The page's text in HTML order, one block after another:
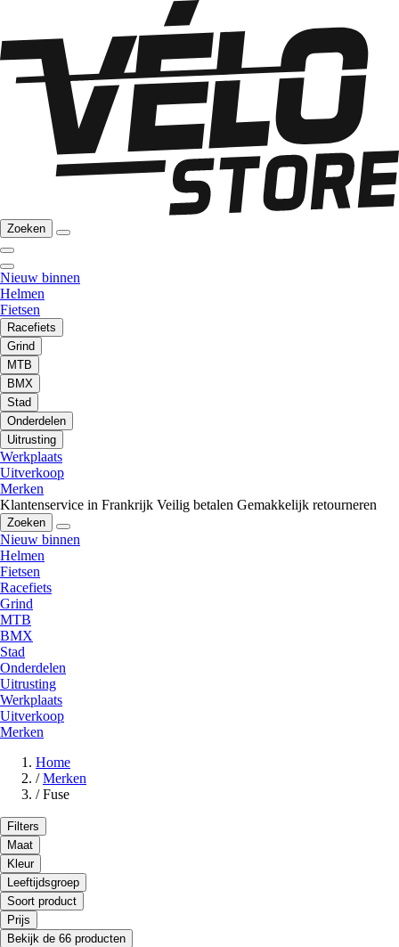
Zoeken
Nieuw binnen
Helmen
Fietsen
Racefiets
Grind
MTB
BMX
Stad
Onderdelen
Uitrusting
Werkplaats
Uitverkoop
Merken
Klantenservice in Frankrijk Veilig betalen Gemakkelijk retourneren
Zoeken
Nieuw binnen
Helmen
Fietsen
Racefiets
Grind
MTB
BMX
Stad
Onderdelen
Uitrusting
Werkplaats
Uitverkoop
Merken
Home
/ Merken
/ Fuse
Filters
Maat
Kleur
Leeftijdsgroep
Soort product
Prijs
Bekijk de 66 producten